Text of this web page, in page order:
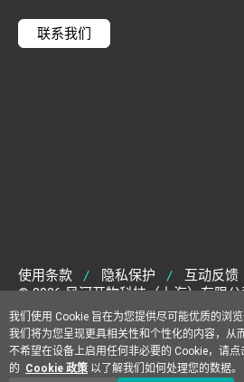
联系我们
使用条款 | 隐私保护 | 互动反馈
© 2026 风河开物科技（上海）有限公
沪ICP备2025111623号-1
沪公网安备31010102008238号
我们使用 Cookie 旨在为您提供尽可能优质的浏览
我们将为您呈现更具相关性和个性化的内容，从
不希望在设备上启用任何非必要的 Cookie，请点
的 Cookie 政策 以了解我们如何处理您的数据。